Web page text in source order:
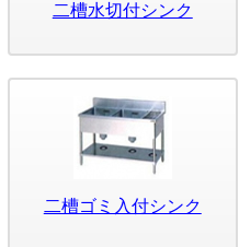
二槽水切付シンク
二槽ゴミ入付シンク